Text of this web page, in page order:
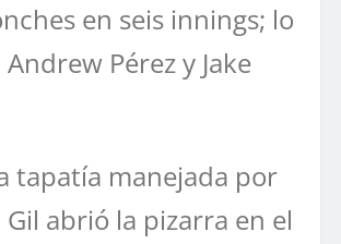
en seis innings; lo
Pérez y Jake
tapatía manejada por
abrió la pizarra en el